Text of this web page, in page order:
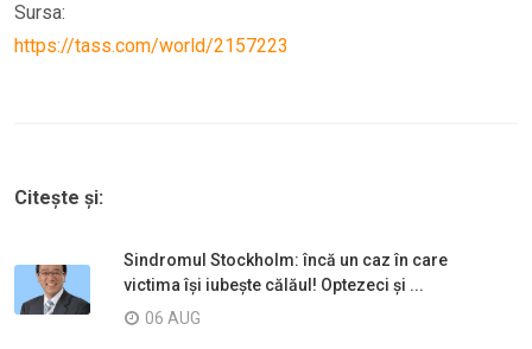
Sursa:
https://tass.com/world/2157223
Citește și:
Sindromul Stockholm: încă un caz în care
victima își iubește călăul! Optezeci și ...
06 AUG